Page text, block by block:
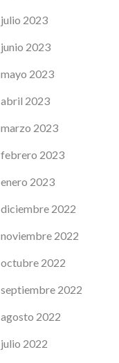
julio 2023
junio 2023
mayo 2023
abril 2023
marzo 2023
febrero 2023
enero 2023
diciembre 2022
noviembre 2022
octubre 2022
septiembre 2022
agosto 2022
julio 2022